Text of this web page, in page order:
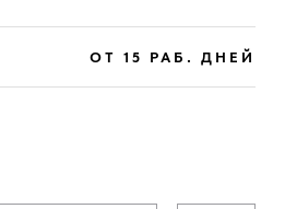
ОТ 15 РАБ. ДНЕЙ